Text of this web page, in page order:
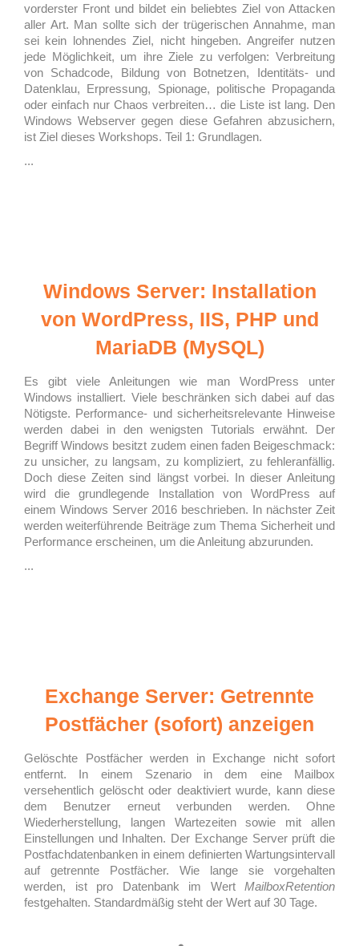
vorderster Front und bildet ein beliebtes Ziel von Attacken
aller Art. Man sollte sich der trügerischen Annahme, man
sei kein lohnendes Ziel, nicht hingeben. Angreifer nutzen
jede Möglichkeit, um ihre Ziele zu verfolgen: Verbreitung
von Schadcode, Bildung von Botnetzen, Identitäts- und
Datenklau, Erpressung, Spionage, politische Propaganda
oder einfach nur Chaos verbreiten… die Liste ist lang. Den
Windows Webserver gegen diese Gefahren abzusichern,
ist Ziel dieses Workshops. Teil 1: Grundlagen.
...
Windows Server: Installation
von WordPress, IIS, PHP und
MariaDB (MySQL)
Es gibt viele Anleitungen wie man WordPress unter
Windows installiert. Viele beschränken sich dabei auf das
Nötigste. Performance- und sicherheitsrelevante Hinweise
werden dabei in den wenigsten Tutorials erwähnt. Der
Begriff Windows besitzt zudem einen faden Beigeschmack:
zu unsicher, zu langsam, zu kompliziert, zu fehleranfällig.
Doch diese Zeiten sind längst vorbei. In dieser Anleitung
wird die grundlegende Installation von WordPress auf
einem Windows Server 2016 beschrieben. In nächster Zeit
werden weiterführende Beiträge zum Thema Sicherheit und
Performance erscheinen, um die Anleitung abzurunden.
...
Exchange Server: Getrennte
Postfächer (sofort) anzeigen
Gelöschte Postfächer werden in Exchange nicht sofort
entfernt. In einem Szenario in dem eine Mailbox
versehentlich gelöscht oder deaktiviert wurde, kann diese
dem Benutzer erneut verbunden werden. Ohne
Wiederherstellung, langen Wartezeiten sowie mit allen
Einstellungen und Inhalten. Der Exchange Server prüft die
Postfachdatenbanken in einem definierten Wartungsintervall
auf getrennte Postfächer. Wie lange sie vorgehalten
werden, ist pro Datenbank im Wert MailboxRetention
festgehalten. Standardmäßig steht der Wert auf 30 Tage.